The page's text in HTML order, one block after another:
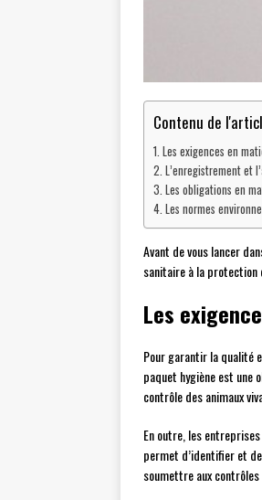
Contenu de
Les exigences en
L’enregistrement et
Les obligations en
Les normes
Avant de vous lancer
sanitaire à la protection
Les
Pour garantir la qualité
paquet hygiène est une
contrôle des animaux
En outre, les
permet d’identifier et
soumettre aux